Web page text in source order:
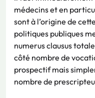
médecins et en
sont à l’origine de
politiques publiques
numerus clausus
côté nombre de
prospectif mais
nombre de